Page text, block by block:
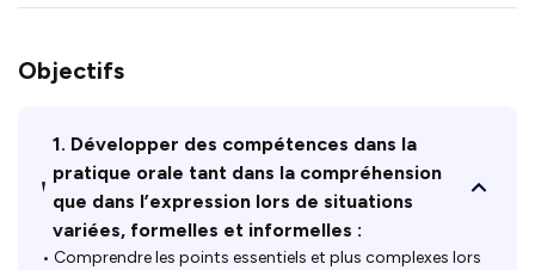
Objectifs
1. Développer des compétences dans la
pratique orale tant dans la compréhension
que dans l’expression lors de situations
variées, formelles et informelles :
• Comprendre les points essentiels et plus complexes lors